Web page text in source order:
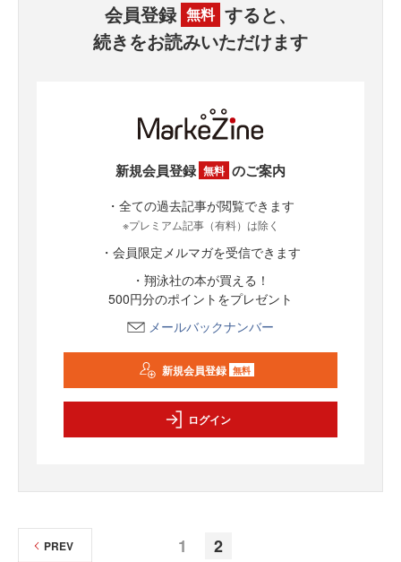
会員登録 無料 すると、
続きをお読みいただけます
新規会員登録 無料 のご案内
・全ての過去記事が閲覧できます
※プレミアム記事（有料）は除く
・会員限定メルマガを受信できます
・翔泳社の本が買える！
500円分のポイントをプレゼント
メールバックナンバー
新規会員登録 無料
ログイン
1 2
PREV